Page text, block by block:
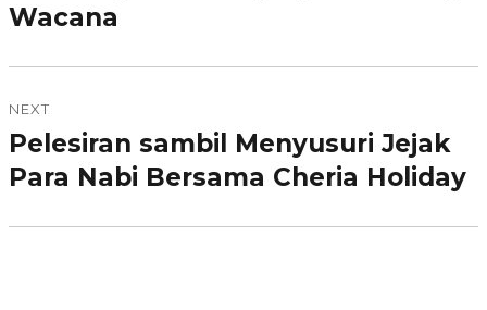
Wacana
NEXT
Next
post:
Pelesiran sambil Menyusuri Jejak
Para Nabi Bersama Cheria Holiday